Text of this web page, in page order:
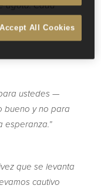
agota. Cada
¡muy grande es
es todo lo que
ustedes —
bueno y no para
esperanza.”‬‬‬‬‬‬‬‬‬‬‬‬‬‬
que se levanta
cautivo
Accept All Cookies